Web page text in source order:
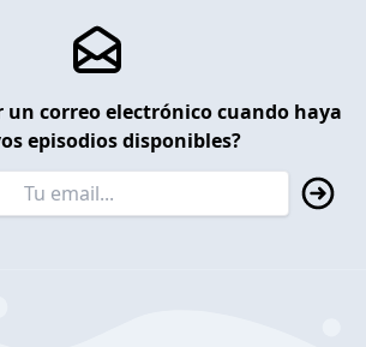
un correo electrónico cuando haya
episodios disponibles?